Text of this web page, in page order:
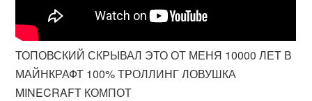
ТОПОВСКИЙ СКРЫВАЛ ЭТО ОТ МЕНЯ 10000 ЛЕТ В
МАЙНКРАФТ 100% ТРОЛЛИНГ ЛОВУШКА
MINECRAFT КОМПОТ